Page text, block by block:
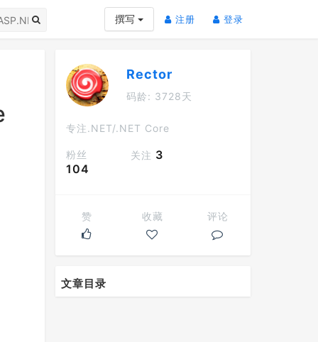
撰写 注册 (current)
登录
Rector
码龄: 3728天
专注.NET/.NET Core
粉丝
104
关注 3
赞 收藏 评论
文章目录